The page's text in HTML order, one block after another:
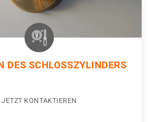
DES SCHLOSSZYLINDERS
JETZT KONTAKTIEREN